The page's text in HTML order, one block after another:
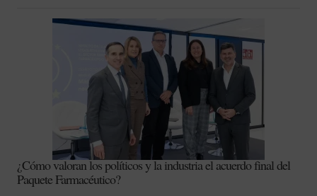
¿Cómo valoran los políticos y la industria el acuerdo final del
Paquete Farmacéutico?